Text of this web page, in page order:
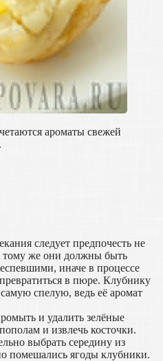
ароматы свежей
следует предпочесть не
тому же они должны быть
иначе в процессе
в пюре. Клубнику
спелую, ведь её аромат
и удалить зелёные
и извлечь косточки.
выбрать середину из
помешались ягоды клубники.